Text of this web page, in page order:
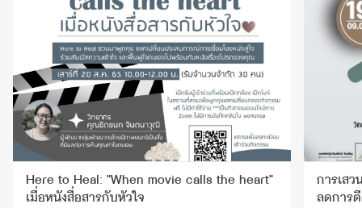
Here to Heal: "When movie calls the heart"
เมื่อหนังสื่อสารกับหัวใจ
การเสว
ลดการ